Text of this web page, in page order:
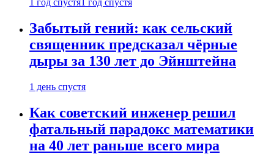
1 год спустя 1 год спустя
Забытый гений: как сельский
священник предсказал чёрные
дыры за 130 лет до Эйнштейна
1 день спустя
Как советский инженер решил
фатальный парадокс математики
на 40 лет раньше всего мира